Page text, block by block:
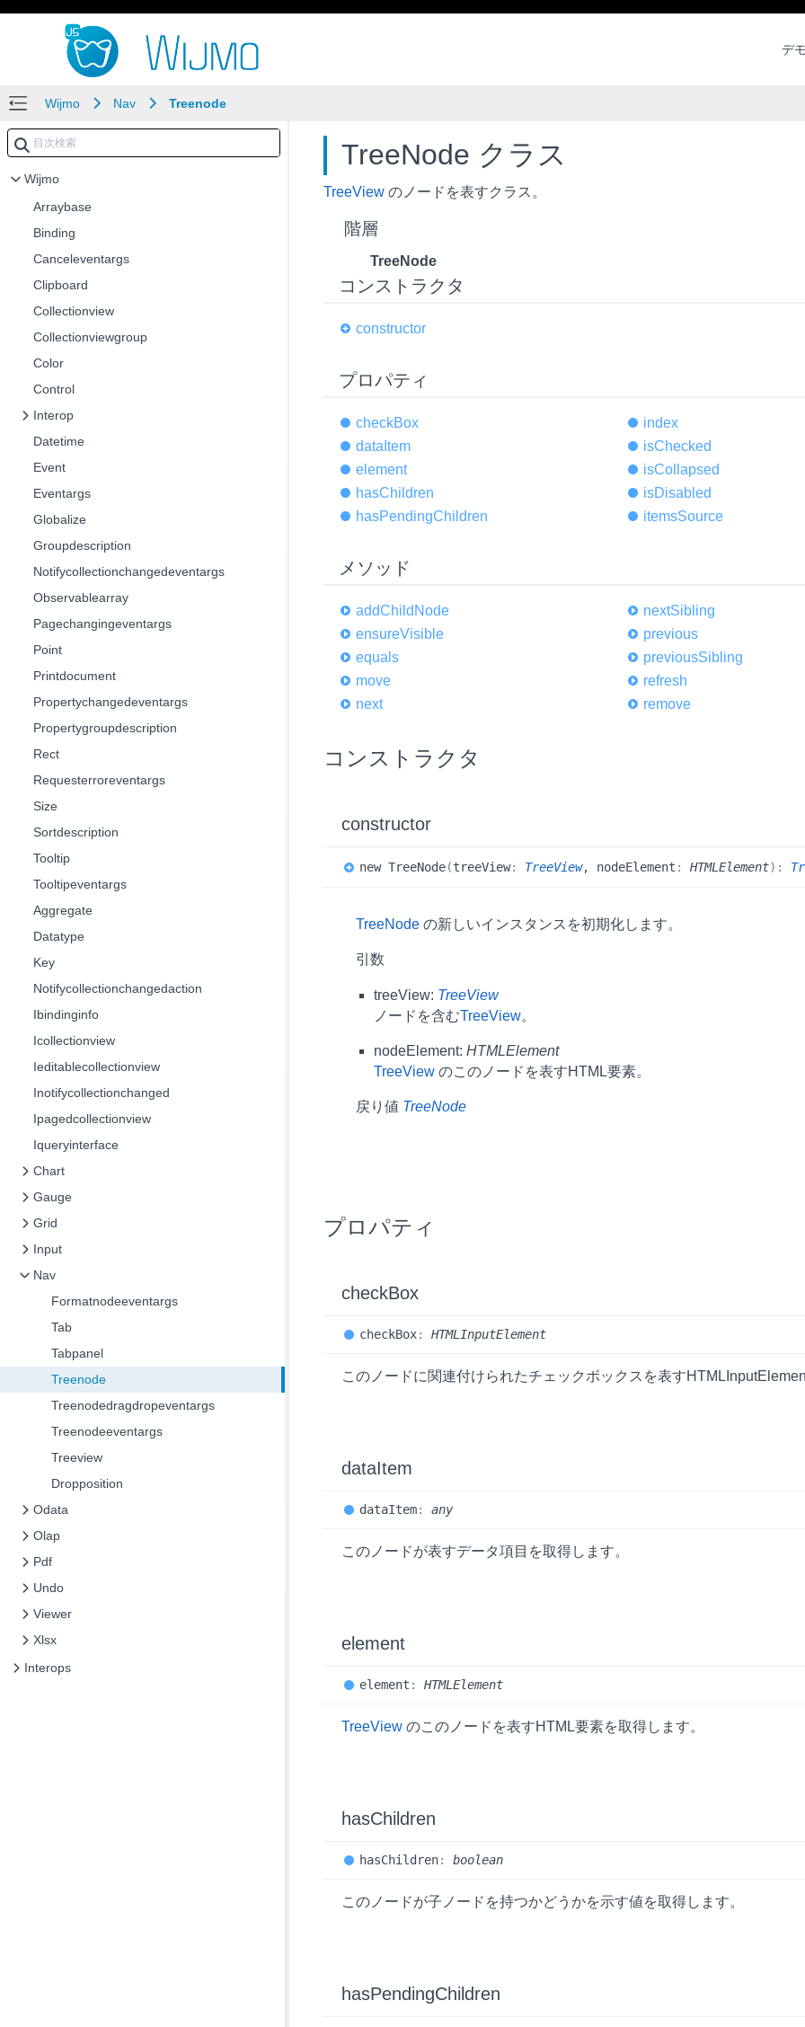
デモ
Wijmo Nav Treenode
Wijmo
Arraybase
Binding
Canceleventargs
Clipboard
Collectionview
Collectionviewgroup
Color
Control
Interop
Datetime
Event
Eventargs
Globalize
Groupdescription
Notifycollectionchangedeventargs
Observablearray
Pagechangingeventargs
Point
Printdocument
Propertychangedeventargs
Propertygroupdescription
Rect
Requesterroreventargs
Size
Sortdescription
Tooltip
Tooltipeventargs
Aggregate
Datatype
Key
Notifycollectionchangedaction
Ibindinginfo
Icollectionview
Ieditablecollectionview
Inotifycollectionchanged
Ipagedcollectionview
Iqueryinterface
Chart
Gauge
Grid
Input
Nav
Formatnodeeventargs
Tab
Tabpanel
Treenode
Treenodedragdropeventargs
Treenodeeventargs
Treeview
Dropposition
Odata
Olap
Pdf
Undo
Viewer
Xlsx
Interops
TreeNode クラス
TreeView のノードを表すクラス。
階層
TreeNode
コンストラクタ
constructor
プロパティ
checkBox
data Item
element
hasChildren
hasPendingChildren
index
isChecked
isCollapsed
isDisabled
itemsSource
メソッド
addChild Node
ensureVisible
equals
move
next
nextSibling
previous
previousSibling
refresh
remove
コンストラクタ
constructor
newTreeNode(treeView: TreeView, nodeElement :HTMLElement) :
TreeNode の新しいインスタンスを初期化します。
引数
treeView: TreeView
ノードを含むTreeView。
nodeElement:HTMLElement
TreeView のこのノードを表すHTML要素。
戻り値 TreeNode
プロパティ
checkBox
checkBox: HTMLInputElement
このノードに関連付けられたチェックボックスを表す
dataItem
dataItem: any
このノードが表すデータ項目を取得します。
element
element : HTMLElement
TreeView のこのノードを表すHTML要素を取得します。
hasChildren
hasChildren: boolean
このノードが子ノードを持つかどうかを示す値を取得します。
hasPendingChildren